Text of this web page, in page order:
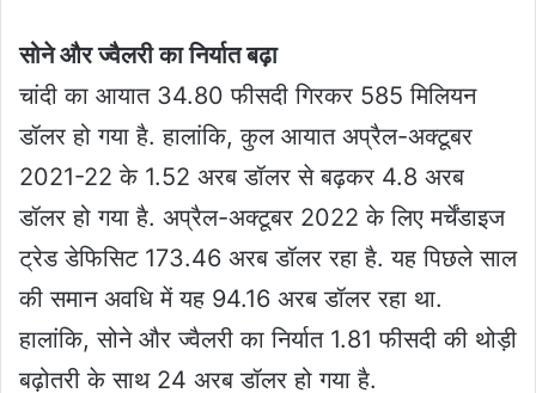
सोने और ज्वैलरी का निर्यात बढ़ा
चांदी का आयात 34.80 फीसदी गिरकर 585 मिलियन
डॉलर हो गया है. हालांकि, कुल आयात अप्रैल-अक्टूबर
2021-22 के 1.52 अरब डॉलर से बढ़कर 4.8 अरब
डॉलर हो गया है. अप्रैल-अक्टूबर 2022 के लिए मर्चेंडाइज
ट्रेड डेफिसिट 173.46 अरब डॉलर रहा है. यह पिछले साल
की समान अवधि में यह 94.16 अरब डॉलर रहा था.
हालांकि, सोने और ज्वैलरी का निर्यात 1.81 फीसदी की थोड़ी
बढ़ोतरी के साथ 24 अरब डॉलर हो गया है.